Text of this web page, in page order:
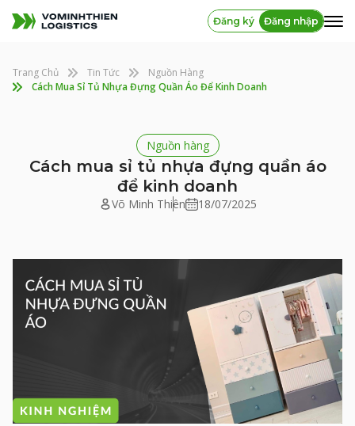
Đăng ký Đăng nhập
Trang Chủ Tin Tức
Nguồn Hàng
Cách Mua Sỉ Tủ Nhựa Đựng Quần Áo Để Kinh Doanh
Nguồn hàng
Cách mua sỉ tủ nhựa đựng quần áo
để kinh doanh
Võ Minh Thiên 18/07/2025